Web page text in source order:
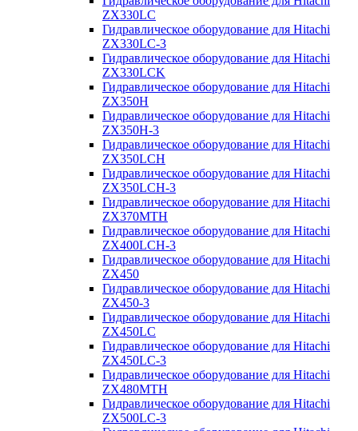
ZX330LC
Гидравлическое оборудование для Hitachi
ZX330LC-3
Гидравлическое оборудование для Hitachi
ZX330LCK
Гидравлическое оборудование для Hitachi
ZX350H
Гидравлическое оборудование для Hitachi
ZX350H-3
Гидравлическое оборудование для Hitachi
ZX350LCH
Гидравлическое оборудование для Hitachi
ZX350LCH-3
Гидравлическое оборудование для Hitachi
ZX370MTH
Гидравлическое оборудование для Hitachi
ZX400LCH-3
Гидравлическое оборудование для Hitachi
ZX450
Гидравлическое оборудование для Hitachi
ZX450-3
Гидравлическое оборудование для Hitachi
ZX450LC
Гидравлическое оборудование для Hitachi
ZX450LC-3
Гидравлическое оборудование для Hitachi
ZX480MTH
Гидравлическое оборудование для Hitachi
ZX500LC-3